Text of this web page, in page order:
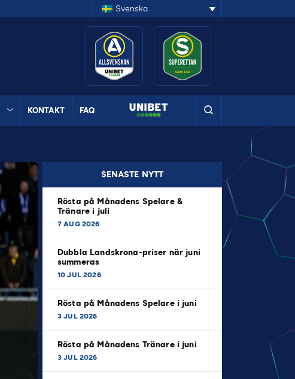
Svenska
KONTAKT FAQ
SENASTE NYTT
Rösta på Månadens Spelare &
Tränare i juli
7 AUG 2026
Dubbla Landskrona-priser när juni
summeras
10 JUL 2026
Rösta på Månadens Spelare i juni
3 JUL 2026
Rösta på Månadens Tränare i juni
3 JUL 2026